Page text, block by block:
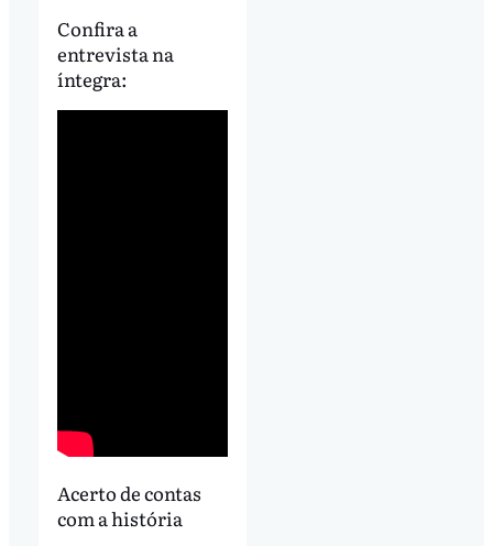
Confira a
entrevista na
íntegra:
Acerto de contas
com a história